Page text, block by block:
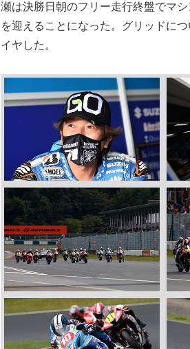
瀬は決勝日朝のフリー走行終盤でマ
を迎えることになった。グリッドに
イヤした。